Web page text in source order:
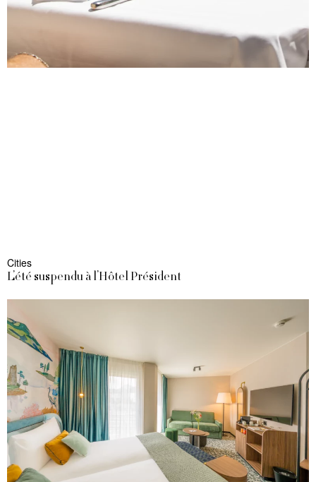
Cities
L’été suspendu à l’Hôtel Président